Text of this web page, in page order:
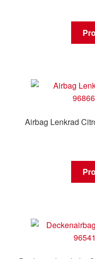
Airbag Lenkrad